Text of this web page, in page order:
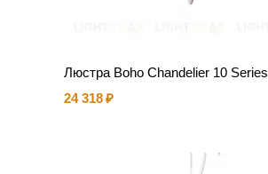
Люстра Boho Chandelier 10 Series
24 318